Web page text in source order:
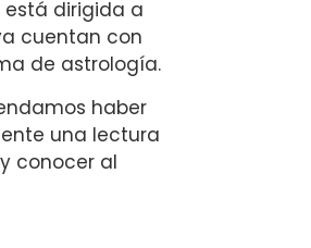
está dirigida a
cuentan con
de astrología.
haber
una lectura
conocer al